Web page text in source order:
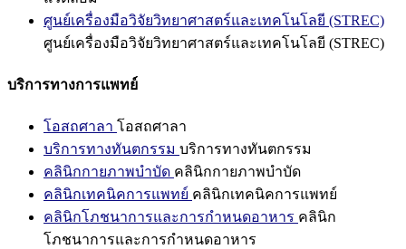
ศูนย์เครื่องมือวิจัยวิทยาศาสตร์และเทคโนโลยี (STREC)
ศูนย์เครื่องมือวิจัยวิทยาศาสตร์และเทคโนโลยี (STREC)
บริการทางการแพทย์
โอสถศาลา โอสถศาลา
บริการทางทันตกรรม บริการทางทันตกรรม
คลินิกกายภาพบำบัด คลินิกกายภาพบำบัด
คลินิกเทคนิคการแพทย์ คลินิกเทคนิคการแพทย์
คลินิกโภชนาการและการกำหนดอาหาร คลินิก
โภชนาการและการกำหนดอาหาร